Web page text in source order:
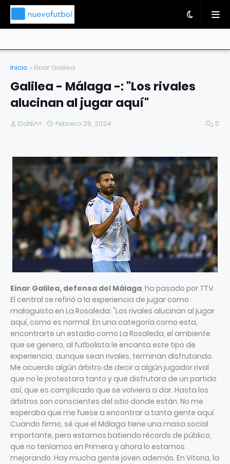
Inicio Einar Galilea
Galilea - Málaga -: "Los rivales
alucinan al jugar aquí"
DaNi^^ febrero 29, 2024 0
Einar Galilea, defensa del Málaga, ha pasado por 7TV.
El central se refirió a la experiencia de jugar como
malaguista en La Rosaleda: "Los rivales alucinan al jugar
aquí, como es normal. En una categoría como esta,
encontrarte un estadio como La Rosaleda, el ambiente
que se genera, al futbolista le encanta este tipo de
experiencia, aunque sean rivales, terminan disfrutando.
Me acuerdo algún árbitro de decir a algún jugador rival
que no le protestara tanto y que disfrutara de un partido
así, que es complicado que se volviera a dar. Hasta los
árbitros son conscientes del sitio donde están. No me
esperaba que me fuese a encontrar a tanta gente aquí.
Cuando firmo, sé que el Málaga tiene una masa social
importante, pero estamos batiendo récords de público,
que no teníamos en Primera y ahora lo estamos
mejorando. Hay mucha gente joven además. En Vitoria, la